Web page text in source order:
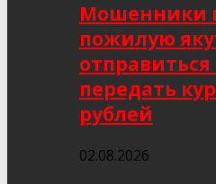
Мошенники
пожилую
передать
рублей
02.08.2026